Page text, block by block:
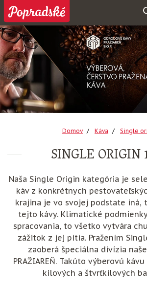
Domov Káva Single
SINGLE ORIGIN
Naša Single Origin kategória je
káv z konkrétnych
krajina je vo svojej podstate iná,
tejto kávy. Klimatické
spracovania, to všetko vytvára
zážitok z jej pitia. Pražením
zaoberá špeciálna divízia
PRAŽIAREŇ. Takúto výberovú
kilových a štvrťkilových